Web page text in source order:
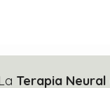
Terapia Neural